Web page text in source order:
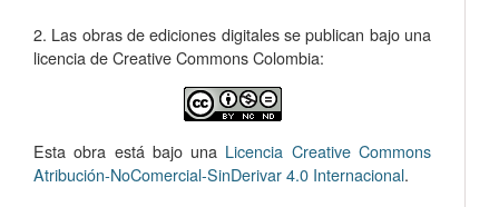
2. Las obras de ediciones digitales se publican bajo una
licencia de Creative Commons Colombia:
Esta obra está bajo una Licencia Creative Commons
Atribución-NoComercial-SinDerivar 4.0 Internacional.